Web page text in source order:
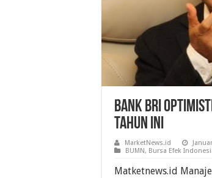
Bank BRI
Tahun Ini
MarketNews.id
BUMN, Bursa Efek
Matketnews.id